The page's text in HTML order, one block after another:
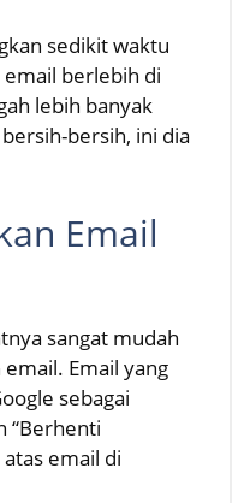
sedikit waktu
berlebih di
lebih banyak
bersih, ini dia
Email
sangat mudah
Email yang
sebagai
“Berhenti
email di